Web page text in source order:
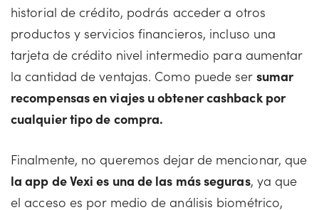
historial de crédito, podrás acceder a otros
productos y servicios financieros, incluso una
tarjeta de crédito nivel intermedio para aumentar
la cantidad de ventajas. Como puede ser sumar
recompensas en viajes u obtener cashback por
cualquier tipo de compra.
Finalmente, no queremos dejar de mencionar, que
la app de Vexi es una de las más seguras, ya que
el acceso es por medio de análisis biométrico,